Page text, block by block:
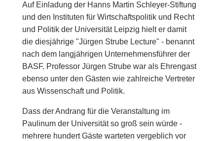
Auf Einladung der Hanns Martin Schleyer-Stiftung
und den Instituten für Wirtschaftspolitik und Recht
und Politik der Universität Leipzig hielt er damit
die diesjährige "Jürgen Strube Lecture" - benannt
nach dem langjährigen Unternehmensführer der
BASF. Professor Jürgen Strube war als Ehrengast
ebenso unter den Gästen wie zahlreiche Vertreter
aus Wissenschaft und Politik.
Dass der Andrang für die Veranstaltung im
Paulinum der Universität so groß sein würde -
mehrere hundert Gäste warteten vergeblich vor